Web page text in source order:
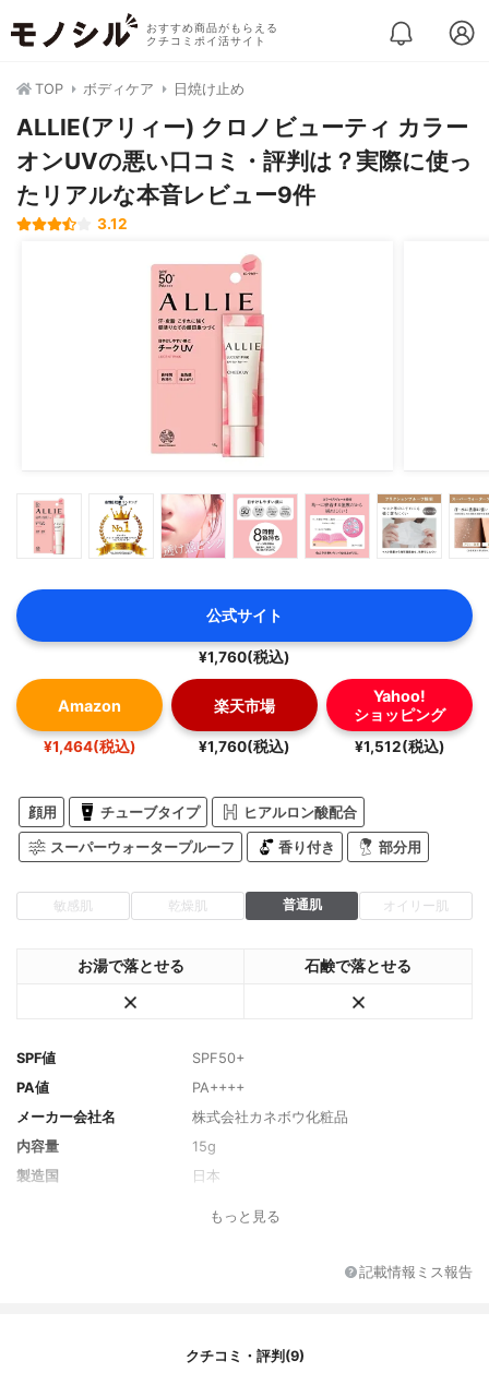
おすすめ商品がもらえる
クチコミポイ活サイト
TOP ボディケア 日焼け止め
ALLIE(アリィー) クロノビューティ カラー
オンUVの悪い口コミ・評判は？実際に使っ
たリアルな本音レビュー9件
3.12
公式サイト
¥1,760(税込)
Amazon
¥1,464(税込)
楽天市場
¥1,760(税込)
Yahoo!
ショッピング
¥1,512(税込)
顔用 チューブタイプ ヒアルロン酸配合
スーパーウォータープルーフ 香り付き 部分用
敏感肌 乾燥肌 普通肌 オイリー肌
お湯で落とせる 石鹸で落とせる
SPF値
SPF50+
PA値
PA++++
メーカー会社名
株式会社カネボウ化粧品
内容量
15g
製造国
日本
フレッシュフローラルの香り
水、エタノール、酸化亜鉛、セバシン酸ジ
ン、グリセリン、ベヘニルアルコール、ジ
カプリン酸ネオペンチルグリコール、ジエ
もっと見る
記載情報ミス報告
クチコミ・評判(9)